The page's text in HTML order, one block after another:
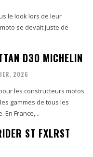
le look lors de leur
se devait juste de
D3O MICHELIN
2026
les constructeurs motos
gammes de tous les
fabricants, il y a une gamme Enduro/Trail/ voyage. En France,...
ST FXLRST